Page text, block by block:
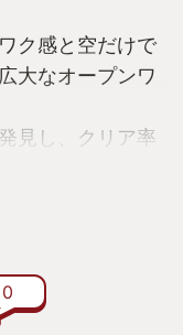
ク感と空だけで
大なオープンワ
見し、クリア率
そうだ、まだカ
た」と。
くらい残ってい
字通り「終わり
0